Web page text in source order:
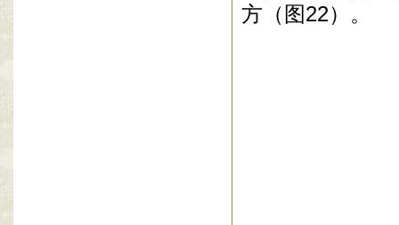
方（图22）。